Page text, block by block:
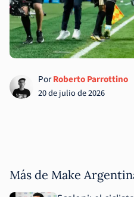
PorRoberto Parrottino
20 de julio de 2026
Más de Make